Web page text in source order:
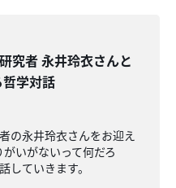
究者 永井玲衣さんと
学対話
の永井玲衣さんをお迎え
いがないって何だろ
していきます。